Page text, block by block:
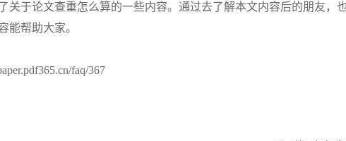
关于论文查重怎么算的一些内容。通过去了解本文内容后的朋友，
能帮助大家。
faq/367